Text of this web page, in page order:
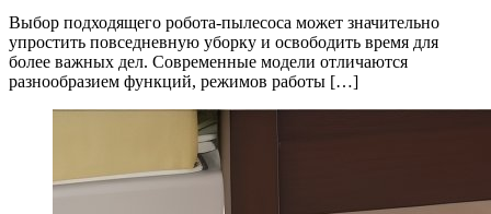
Выбор подходящего робота-пылесоса может значительно
упростить повседневную уборку и освободить время для
более важных дел. Современные модели отличаются
разнообразием функций, режимов работы […]